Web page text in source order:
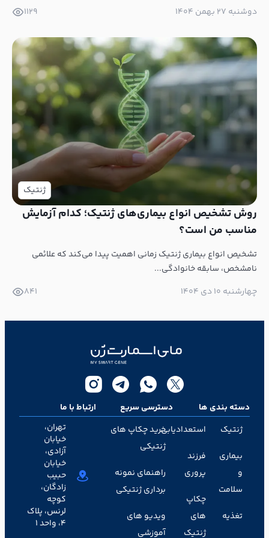
دوشنبه ۲۷ بهمن ۱۴۰۴
1129
ژنتیک
روش تشخیص انواع بیماری‌های ژنتیک؛ کدام آزمایش
مناسب من است؟
تشخیص انواع بیماری ژنتیک زمانی اهمیت پیدا می‌کند که علائمی
نامشخص، سابقه خانوادگی...
چهارشنبه ۱۰ دی ۱۴۰۴
841
دسته بندی ها
ژنتیک
بیماری
و
سلامت
تغذیه
استعدادیابی
فرزند
پروری
چکاپ
های
ژنتیک
دسترسی سریع
خرید چکاپ های
ژنتیکی
راهنمای نمونه
برداری ژنتیکی
ویدیو های
آموزشی
ارتباط با ما
تهران،
خیابان
آزادی،
خیابان
حبیب
زادگان،
کوچه
لرنس، پلاک
۴، واحد ۱